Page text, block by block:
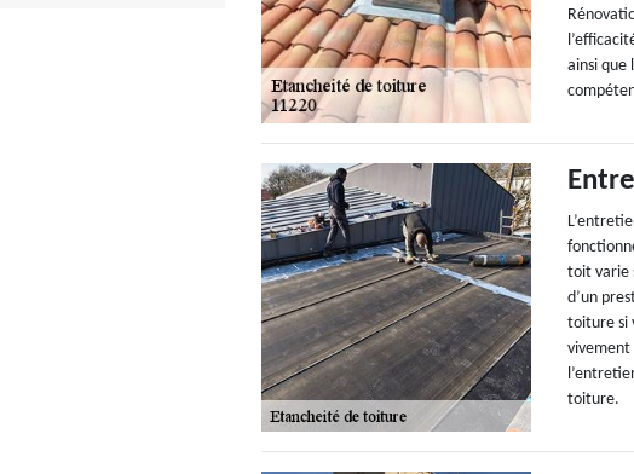
ainsi que
toit varie
d’un
toiture si
toiture.